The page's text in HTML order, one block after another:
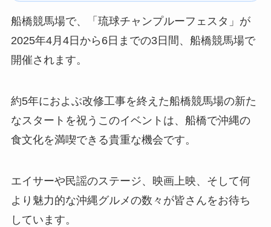
船橋競馬場で、「琉球チャンプルーフェスタ」が
2025年4月4日から6日までの3日間、船橋競馬場で
開催されます。
約5年におよぶ改修工事を終えた船橋競馬場の新た
なスタートを祝うこのイベントは、船橋で沖縄の
食文化を満喫できる貴重な機会です。
エイサーや民謡のステージ、映画上映、そして何
より魅力的な沖縄グルメの数々が皆さんをお待ち
しています。